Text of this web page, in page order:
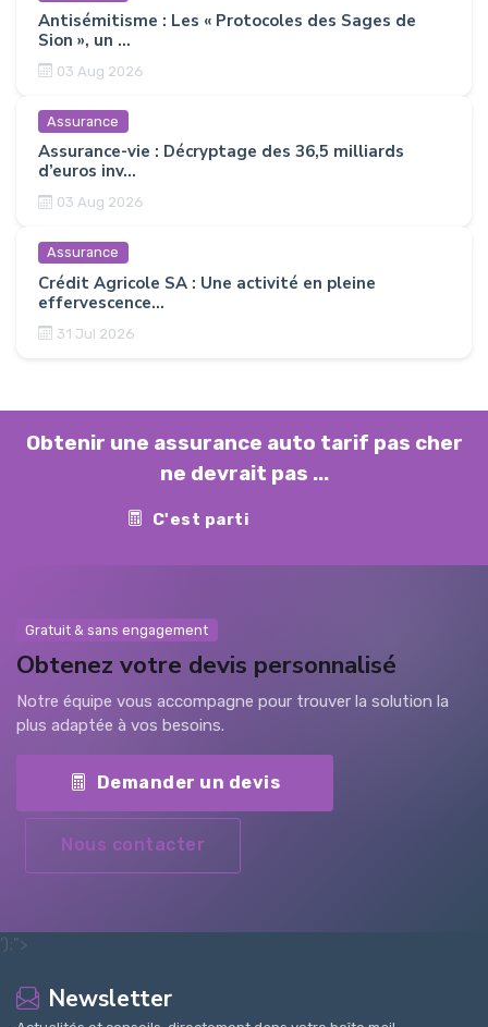
Antisémitisme : Les « Protocoles des Sages de
Sion », un ...
03 Aug 2026
Assurance
Assurance-vie : Décryptage des 36,5 milliards
d’euros inv...
03 Aug 2026
Assurance
Crédit Agricole SA : Une activité en pleine
effervescence...
31 Jul 2026
Obtenir une assurance auto tarif pas cher
ne devrait pas ...
C'est parti
Gratuit & sans engagement
Obtenez votre devis personnalisé
Notre équipe vous accompagne pour trouver la solution la
plus adaptée à vos besoins.
Demander un devis
Nous contacter
');">
Newsletter